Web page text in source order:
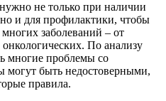
не только при наличии
и для профилактики, чтобы
заболеваний – от
По анализу
многие проблемы со
могут быть недостоверными,
правила.